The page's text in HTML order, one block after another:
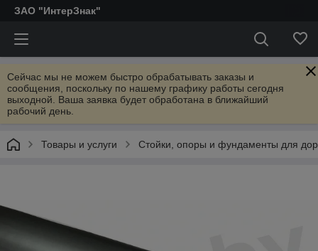
ЗАО "ИнтерЗнак"
Сейчас мы не можем быстро обрабатывать заказы и
сообщения, поскольку по нашему графику работы сегодня
выходной. Ваша заявка будет обработана в ближайший
рабочий день.
Товары и услуги Стойки, опоры и фундаменты для